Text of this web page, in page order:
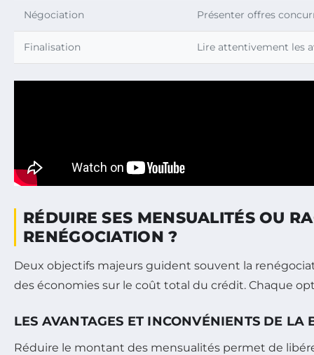
Négociation Présenter offres
Finalisation Lire attentivement les
RÉDUIRE SES MENSUALITÉS OU
RENÉGOCIATION ?
Deux objectifs majeurs guident souvent la
des économies sur le coût total du crédit. Chaque
LES AVANTAGES ET INCONVÉNIENTS DE LA
Réduire le montant des mensualités permet de